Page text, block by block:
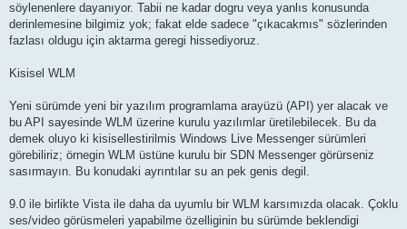
söylenenlere dayanıyor. Tabii ne kadar dogru veya yanlıs konusunda
derinlemesine bilgimiz yok; fakat elde sadece "çıkacakmıs" sözlerinden
fazlası oldugu için aktarma geregi hissediyoruz.
Kisisel WLM
Yeni sürümde yeni bir yazılım programlama arayüzü (API) yer alacak ve
bu API sayesinde WLM üzerine kurulu yazılımlar üretilebilecek. Bu da
demek oluyo ki kisisellestirilmis Windows Live Messenger sürümleri
görebiliriz; örnegin WLM üstüne kurulu bir SDN Messenger görürseniz
sasırmayın. Bu konudaki ayrıntılar su an pek genis degil.
9.0 ile birlikte Vista ile daha da uyumlu bir WLM karsımızda olacak. Çoklu
ses/video görüsmeleri yapabilme özelliginin bu sürümde beklendigi